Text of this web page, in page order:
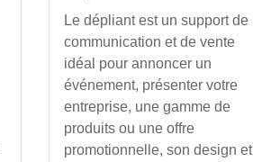
Le dépliant est un support de
communication et de vente
idéal pour annoncer un
événement, présenter votre
entreprise, une gamme de
produits ou une offre
promotionnelle, son design et